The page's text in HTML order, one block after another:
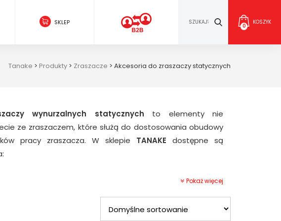
SKLEP 0
KOSZYK
Tanake > Produkty > Zraszacze > Akcesoria do zraszaczy statycznych
wynurzalnych statycznych to elementy nie
ze zraszaczem, które służą do dostosowania obudowy
pracy zraszacza. W sklepie TANAKE dostępne są
Pokaż więcej